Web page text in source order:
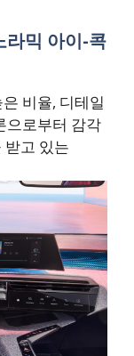
라믹 아이-콕
비율, 디테일
으로부터 감각
받고 있는